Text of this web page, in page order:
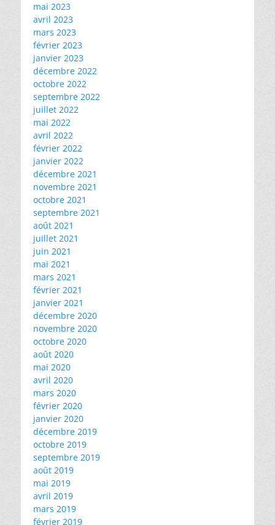
mai 2023
avril 2023
mars 2023
février 2023
janvier 2023
décembre 2022
octobre 2022
septembre 2022
juillet 2022
mai 2022
avril 2022
février 2022
janvier 2022
décembre 2021
novembre 2021
octobre 2021
septembre 2021
août 2021
juillet 2021
juin 2021
mai 2021
mars 2021
février 2021
janvier 2021
décembre 2020
novembre 2020
octobre 2020
août 2020
mai 2020
avril 2020
mars 2020
février 2020
janvier 2020
décembre 2019
octobre 2019
septembre 2019
août 2019
mai 2019
avril 2019
mars 2019
février 2019